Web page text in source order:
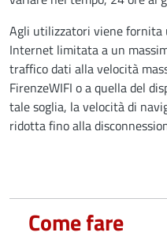
Agli utilizzatori viene fornita
Internet limitata a un
traffico dati alla velocità
FirenzeWIFI o a quella del
tale soglia, la velocità di
ridotta fino alla
Come fare